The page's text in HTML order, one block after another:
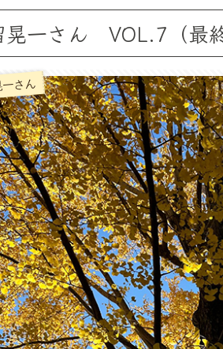
晃一さん VOL.7（最
さん